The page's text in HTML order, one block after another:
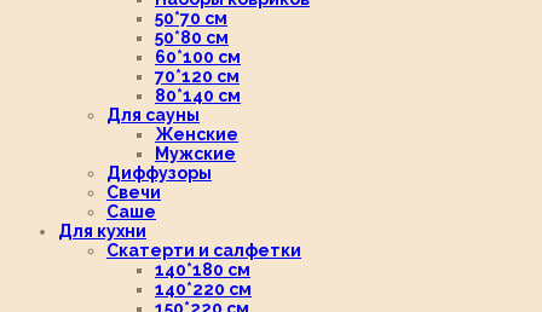
50*70 см
50*80 см
60*100 см
70*120 см
80*140 см
Для сауны
Женские
Мужские
Диффузоры
Свечи
Саше
Для кухни
Скатерти и салфетки
140*180 см
140*220 см
150*220 см